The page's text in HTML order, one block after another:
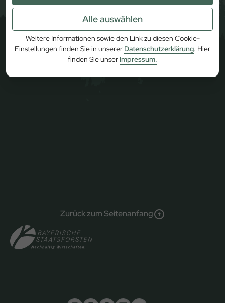
Alle auswählen
Weitere Informationen sowie den Link zu diesen Cookie-
Einstellungen finden Sie in unserer Datenschutzerklärung. Hier
finden Sie unser Impressum.
Zurück zum Seitenanfang